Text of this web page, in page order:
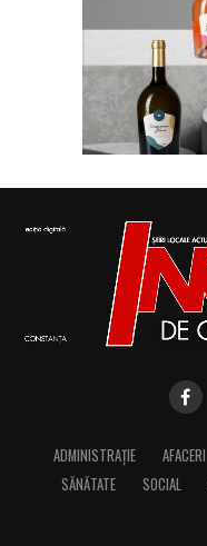
ADMINISTRAȚIE AFACERI
SĂNĂTATE
SOCIAL